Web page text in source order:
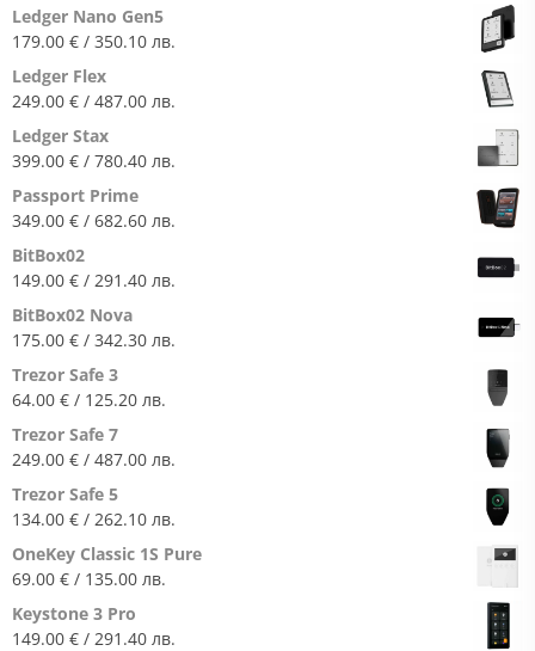
Ledger Nano Gen5
179.00 € / 350.10 лв.
Ledger Flex
249.00 € / 487.00 лв.
Ledger Stax
399.00 € / 780.40 лв.
Passport Prime
349.00 € / 682.60 лв.
BitBox02
149.00 € / 291.40 лв.
BitBox02 Nova
175.00 € / 342.30 лв.
Trezor Safe 3
64.00 € / 125.20 лв.
Trezor Safe 7
249.00 € / 487.00 лв.
Trezor Safe 5
134.00 € / 262.10 лв.
OneKey Classic 1S Pure
69.00 € / 135.00 лв.
Keystone 3 Pro
149.00 € / 291.40 лв.